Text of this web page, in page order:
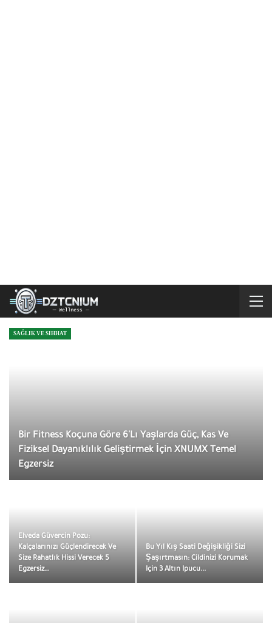
SAĞLIK VE SIHHAT
Bir Fitness Koçuna Göre 6'lı Yaşlarda Güç, Kas Ve
Fiziksel Dayanıklılık Geliştirmek İçin XNUMX Temel
Egzersiz
Elveda Güvercin Pozu:
Kalçalarınızı Güçlendirecek Ve
Size Rahatlık Hissi Verecek 5
Egzersiz…
Bu Yıl Kış Saati Değişikliği Sizi
Şaşırtmasın: Cildinizi Korumak
Için 3 Altın Ipucu...